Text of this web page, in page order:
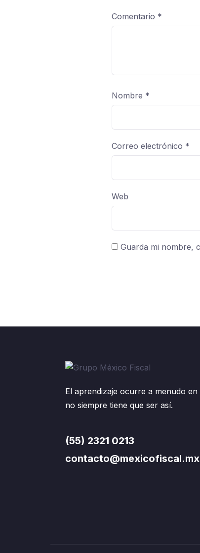
Comentario *
Nombre *
Correo electrónico *
Web
Guarda mi nombre,
El aprendizaje ocurre a menudo
no siempre tiene que ser así.
(55) 2321 0213
contacto@mexicofiscal.mx